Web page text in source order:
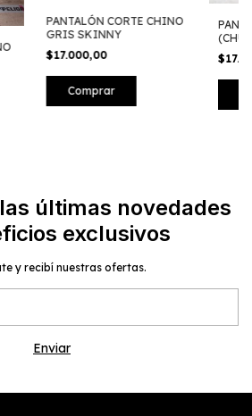
PANTALÓN CORTE CHINO
GRIS SKINNY
$17.000,00
Comprar
últimas novedades
exclusivos
y recibí nuestras ofertas.